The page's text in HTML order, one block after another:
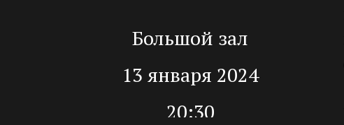
Большой зал
13 января 2024
20:30